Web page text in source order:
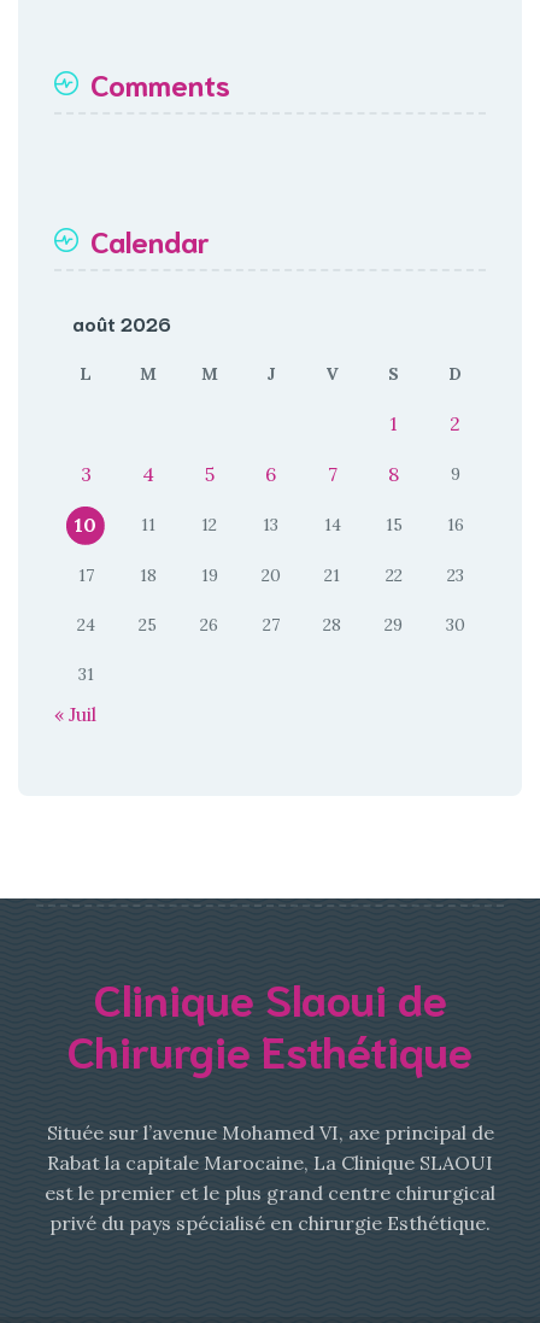
Comments
Calendar
août 2026
L M M J V S D
1 2
3 4 5 6 7 8 9
10 11 12 13 14 15 16
17 18 19 20 21 22 23
24 25 26 27 28 29 30
31
« Juil
Clinique Slaoui de
Chirurgie Esthétique
Située sur l’avenue Mohamed VI, axe principal de
Rabat la capitale Marocaine, La Clinique SLAOUI
est le premier et le plus grand centre chirurgical
privé du pays spécialisé en chirurgie Esthétique.